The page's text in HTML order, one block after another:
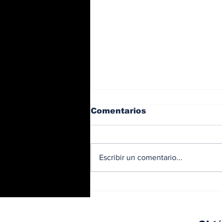
Comentarios
Escribir un comentario...